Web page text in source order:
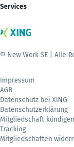
Services
© New Work SE | Alle
Impressum
AGB
Datenschutz bei XING
Datenschutzerklärung
Mitgliedschaft kündigen
Tracking
Mitgliedschaften